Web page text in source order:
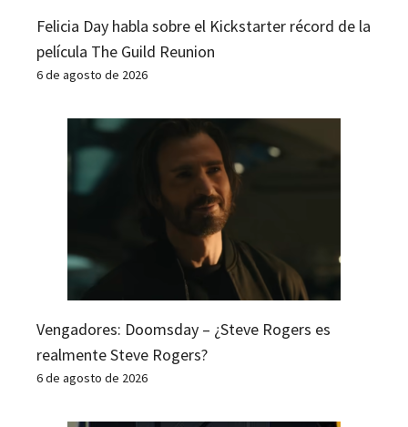
Felicia Day habla sobre el Kickstarter récord de la
película The Guild Reunion
6 de agosto de 2026
Vengadores: Doomsday – ¿Steve Rogers es
realmente Steve Rogers?
6 de agosto de 2026